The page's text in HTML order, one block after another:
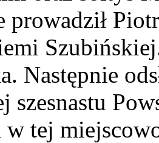
prowadził
Następnie
szesnastu
w tej